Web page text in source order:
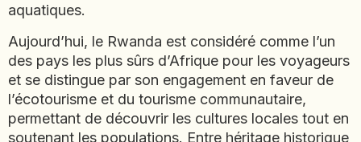
HONDURAS
INDE
INDONÉSIE
IRAQ
JAPON
JORDANIE
aquatiques.
Aujourd’hui, le Rwanda est considéré comme l’un
des pays les plus sûrs d’Afrique pour les voyageurs
et se distingue par son engagement en faveur de
l’écotourisme et du tourisme communautaire,
permettant de découvrir les cultures locales tout en
soutenant les populations. Entre héritage historique